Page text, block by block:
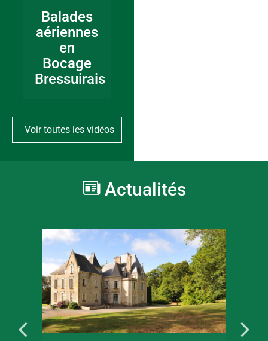
Balades
aériennes
en
Bocage
Bressuirais
Voir toutes les vidéos
Actualités